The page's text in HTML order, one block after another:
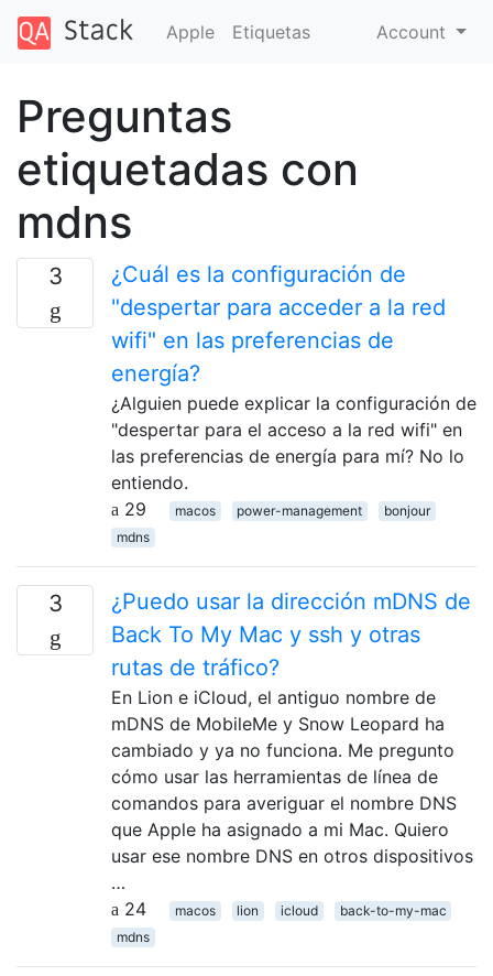
Apple Etiquetas Account
Preguntas
etiquetadas con
mdns
3
¿Cuál es la configuración de
"despertar para acceder a la red
wifi" en las preferencias de
energía?
¿Alguien puede explicar la configuración de
"despertar para el acceso a la red wifi" en
las preferencias de energía para mí? No lo
entiendo.
29
macos power-management
bonjour
mdns
3
¿Puedo usar la dirección mDNS de
Back To My Mac y ssh y otras
rutas de tráfico?
En Lion e iCloud, el antiguo nombre de
mDNS de MobileMe y Snow Leopard ha
cambiado y ya no funciona. Me pregunto
cómo usar las herramientas de línea de
comandos para averiguar el nombre DNS
que Apple ha asignado a mi Mac. Quiero
usar ese nombre DNS en otros dispositivos
…
24
macos lion icloud
back-to-my-mac
mdns